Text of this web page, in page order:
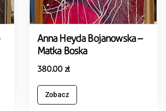
Anna Heyda Bojanowska –
Matka Boska
380.00 zł
Zobacz